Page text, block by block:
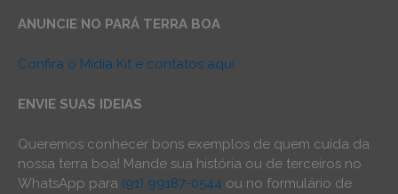
ANUNCIE NO PARÁ TERRA BOA
Confira o Mídia Kit e contatos aqui
ENVIE SUAS IDEIAS
Queremos conhecer bons exemplos de quem cuida da
nossa terra boa! Mande sua história ou de terceiros no
WhatsApp para (91) 99187-0544 ou no formulário de